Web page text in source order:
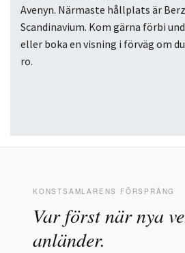
Avenyn. Närmaste hållplats är
Scandinavium. Kom gärna förbi
eller boka en visning i förväg om
ro.
KONSTSAMLARENS FÖRSPRÅNG
Var först när nya
anländer.